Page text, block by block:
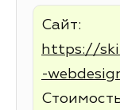
Сайт:
https://
-